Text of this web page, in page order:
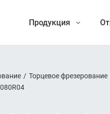
Продукция
/ Торцевое фрезерование